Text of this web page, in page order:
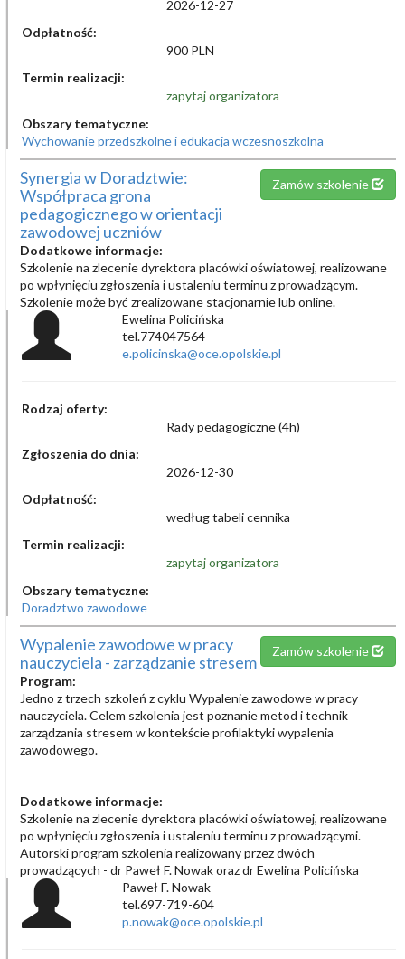
2026-12-27
Odpłatność:
900 PLN
Termin realizacji:
zapytaj organizatora
Obszary tematyczne:
Wychowanie przedszkolne i edukacja wczesnoszkolna
Synergia w Doradztwie:
Współpraca grona
pedagogicznego w orientacji
zawodowej uczniów
Zamów szkolenie
Dodatkowe informacje:
Szkolenie na zlecenie dyrektora placówki oświatowej, realizowane
po wpłynięciu zgłoszenia i ustaleniu terminu z prowadzącym.
Szkolenie może być zrealizowane stacjonarnie lub online.
Ewelina Policińska
tel.774047564
e.policinska@oce.opolskie.pl
Rodzaj oferty:
Rady pedagogiczne (4h)
Zgłoszenia do dnia:
2026-12-30
Odpłatność:
według tabeli cennika
Termin realizacji:
zapytaj organizatora
Obszary tematyczne:
Doradztwo zawodowe
Wypalenie zawodowe w pracy
nauczyciela - zarządzanie stresem
Zamów szkolenie
Program:
Jedno z trzech szkoleń z cyklu Wypalenie zawodowe w pracy
nauczyciela. Celem szkolenia jest poznanie metod i technik
zarządzania stresem w kontekście profilaktyki wypalenia
zawodowego.
Dodatkowe informacje:
Szkolenie na zlecenie dyrektora placówki oświatowej, realizowane
po wpłynięciu zgłoszenia i ustaleniu terminu z prowadzącymi.
Autorski program szkolenia realizowany przez dwóch
prowadzących - dr Paweł F. Nowak oraz dr Ewelina Policińska
Paweł F. Nowak
tel.697-719-604
p.nowak@oce.opolskie.pl